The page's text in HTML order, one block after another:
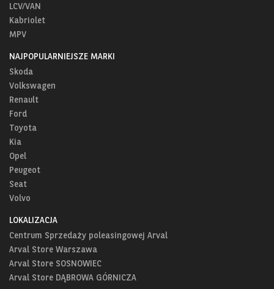
LCV/VAN
Kabriolet
MPV
NAJPOPULARNIEJSZE MARKI
Skoda
Volkswagen
Renault
Ford
Toyota
Kia
Opel
Peugeot
Seat
Volvo
LOKALIZACJA
Centrum Sprzedaży poleasingowej Arval
Arval Store Warszawa
Arval Store SOSNOWIEC
Arval Store DĄBROWA GÓRNICZA